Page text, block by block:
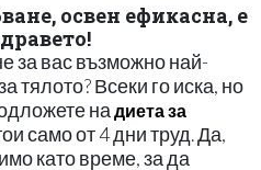
освен ефикасна, е
за вас възможно най-
тялото? Всеки го иска, но
на диета за
само от 4 дни труд. Да,
като време, за да